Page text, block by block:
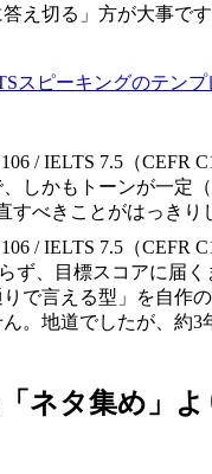
え切る」方が大事で
スピーキングのテンプ
/ IELTS 7.5（CEFR
しかもトーンが一定
べきことがはっきり
/ IELTS 7.5（CEFR
ず、目標スコアに届
で言える型」を自
。地道でしたが、約3
ネタ集め」